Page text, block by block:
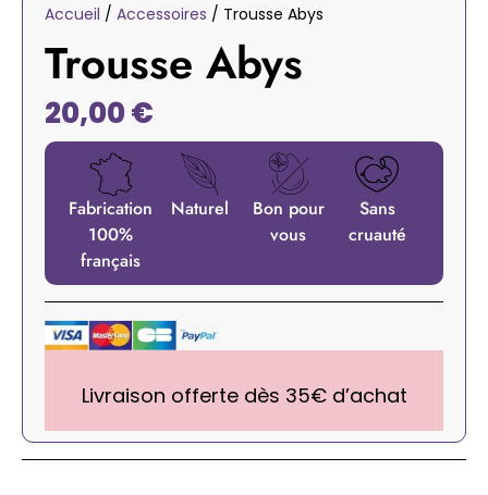
Accueil / Accessoires / Trousse Abys
Trousse Abys
20,00€
Fabrication
100%
français
Naturel
Bon pour
vous
Sans
cruauté
Livraison offerte dès 35€ d’achat